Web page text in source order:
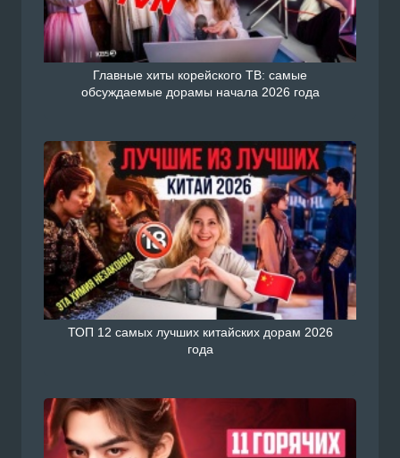
Главные хиты корейского ТВ: самые
обсуждаемые дорамы начала 2026 года
ТОП 12 самых лучших китайских дорам 2026
года